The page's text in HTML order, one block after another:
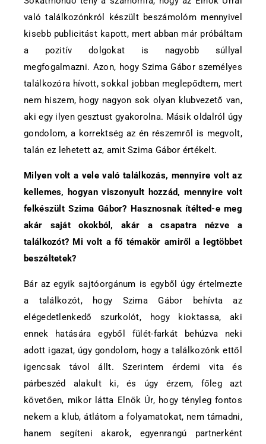
való találkozónkról készült beszámolóm mennyivel
kisebb publicitást kapott, mert abban már próbáltam
a pozitív dolgokat is nagyobb súllyal
megfogalmazni. Azon, hogy Szima Gábor személyes
találkozóra hívott, sokkal jobban meglepődtem, mert
nem hiszem, hogy nagyon sok olyan klubvezető van,
aki egy ilyen gesztust gyakorolna. Másik oldalról úgy
gondolom, a korrektség az én részemről is megvolt,
talán ez lehetett az, amit Szima Gábor értékelt.
Milyen volt a vele való találkozás, mennyire volt az
kellemes, hogyan viszonyult hozzád, mennyire volt
felkészült Szima Gábor? Hasznosnak ítélted-e meg
akár saját okokból, akár a csapatra nézve a
találkozót? Mi volt a fő témakör amiről a legtöbbet
beszéltetek?
Bár az egyik sajtóorgánum is egyből úgy értelmezte
a találkozót, hogy Szima Gábor behívta az
elégedetlenkedő szurkolót, hogy kioktassa, aki
ennek hatására egyből fülét-farkát behúzva neki
adott igazat, úgy gondolom, hogy a találkozónk ettől
igencsak távol állt. Szerintem érdemi vita és
párbeszéd alakult ki, és úgy érzem, főleg azt
követően, mikor látta Elnök Úr, hogy tényleg fontos
nekem a klub, átlátom a folyamatokat, nem támadni,
hanem segíteni akarok, egyenrangú partnerként